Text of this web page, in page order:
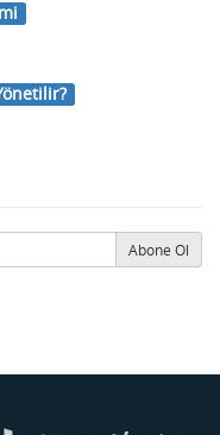
Abone Ol